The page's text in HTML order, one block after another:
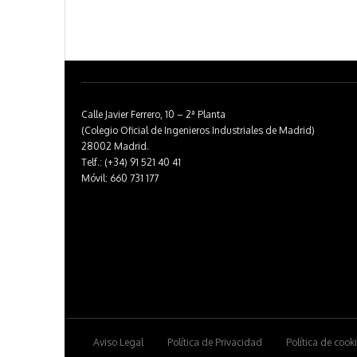
Calle Javier Ferrero, 10 – 2ª Planta
(Colegio Oficial de Ingenieros Industriales de Madrid)
28002 Madrid.
Telf.: (+34) 91 521 40 41
Móvil: 660 731 177
Aviso Legal Política de Privacidad Política de